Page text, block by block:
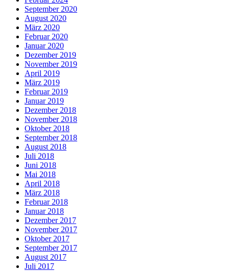
September 2020
August 2020
März 2020
Februar 2020
Januar 2020
Dezember 2019
November 2019
April 2019
März 2019
Februar 2019
Januar 2019
Dezember 2018
November 2018
Oktober 2018
September 2018
August 2018
Juli 2018
Juni 2018
Mai 2018
April 2018
März 2018
Februar 2018
Januar 2018
Dezember 2017
November 2017
Oktober 2017
September 2017
August 2017
Juli 2017